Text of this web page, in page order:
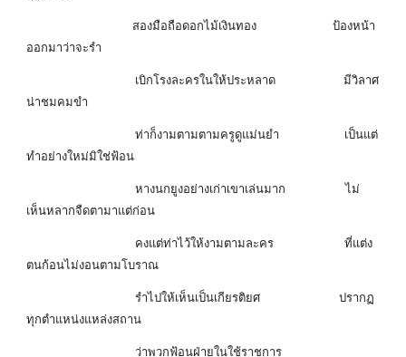
สองมือถือดอกไม้เงินทอง ป้องหน้า
ออกมาว่าจะรำ
เบิกโรงละครในให้ประหลาด มีวิลาศ
น่าชมคมขำ
ท่าก็งามตามตามครูดูแม่นยำ เป็นแต่
ทำอย่างใหม่มิใช่ฟ้อน
หางนกยูงอย่างเก่าเขาเล่นมาก ไม่
เห็นหลากจืดตามาแต่ก่อน
คงแต่ท่าไว้ให้งามตามละคร ที่แต่ง
ตนก้อนไม่งอนตามโบราณ
รำไปให้เห็นเป็นเกียรติยศ ปรากฏ
ทุกตำแหน่งแหล่งสถาน
ว่าพวกฟ้อนฝ่ายในใช้ราชการ